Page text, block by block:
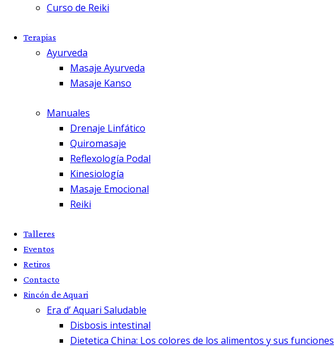
Curso de Reiki
Terapias
Ayurveda
Masaje Ayurveda
Masaje Kanso
Manuales
Drenaje Linfático
Quiromasaje
Reflexología Podal
Kinesiología
Masaje Emocional
Reiki
Talleres
Eventos
Retiros
Contacto
Rincón de Aquari
Era d’ Aquari Saludable
Disbosis intestinal
Dietetica China: Los colores de los alimentos y sus funciones